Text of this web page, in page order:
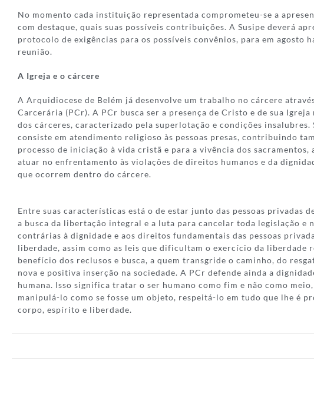
No momento cada instituição representada comprometeu-se a
com destaque, quais suas possíveis contribuições. A Susipe deverá
protocolo de exigências para os possíveis convênios, para em agosto
reunião.
A Igreja e o cárcere
A Arquidiocese de Belém já desenvolve um trabalho no cárcere
Carcerária (PCr). A PCr busca ser a presença de Cristo e de sua Igreja
dos cárceres, caracterizado pela superlotação e condições insalubres.
consiste em atendimento religioso às pessoas presas, contribuindo
processo de iniciação à vida cristã e para a vivência dos sacramentos,
atuar no enfrentamento às violações de direitos humanos e da
que ocorrem dentro do cárcere.
Entre suas características está o de estar junto das pessoas privadas
a busca da libertação integral e a luta para cancelar toda legislação e
contrárias à dignidade e aos direitos fundamentais das pessoas
liberdade, assim como as leis que dificultam o exercício da liberdade
benefício dos reclusos e busca, a quem transgride o caminho, do
nova e positiva inserção na sociedade. A PCr defende ainda a
humana. Isso significa tratar o ser humano como fim e não como
manipulá-lo como se fosse um objeto, respeitá-lo em tudo que lhe é
corpo, espírito e liberdade.